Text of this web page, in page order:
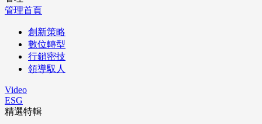
管理首頁
創新策略
數位轉型
行銷密技
領導馭人
Video
ESG
精選特輯